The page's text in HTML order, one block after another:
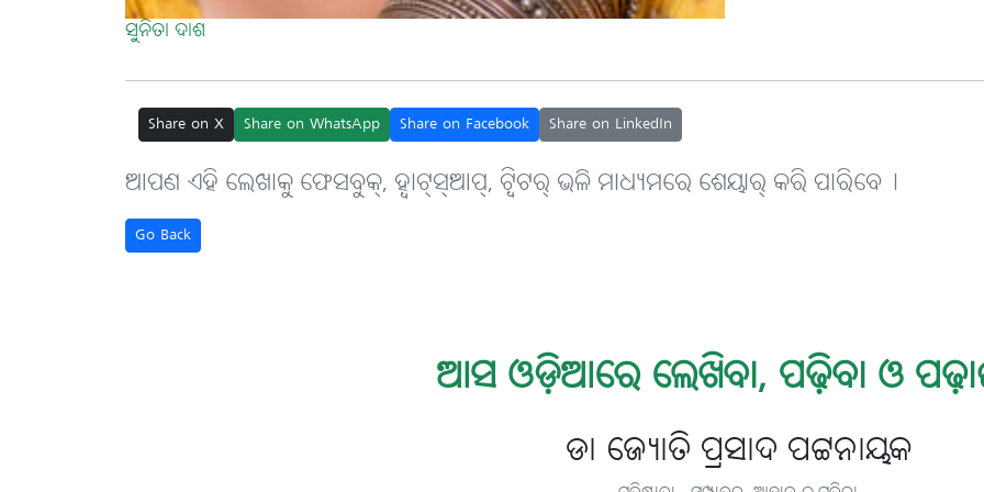
ସୁନିତା ଦାଶ
Share on X Share on WhatsApp Share on Facebook Share on LinkedIn
ଆପଣ ଏହି ଲେଖାକୁ ଫେସବୁକ୍, ହ୍ବାଟ୍‌ସ୍‌ଆପ୍, ଟ୍ବିଟର୍ ଭଳି ମାଧ୍ୟମରେ ଶେୟାର୍ କରି ପାରିବେ୤
Go Back
ଆସ ଓଡ଼ିଆରେ ଲେଖିବା, ପଢ଼ିବା ଓ
ଡା ଜ୍ୟୋତି ପ୍ରସାଦ ପଟ୍ଟନାୟକ